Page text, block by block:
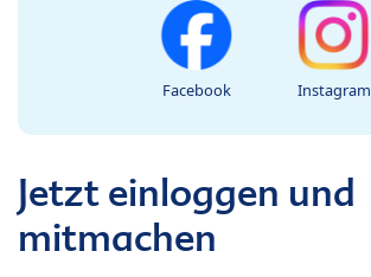
Facebook Instagram
Jetzt einloggen und
mitmachen